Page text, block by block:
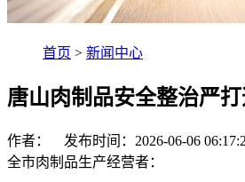
首页 > 新闻中心
唐山肉制品安全整治严
作者： 发布时间：2026-06-06
全市肉制品生产经营者：